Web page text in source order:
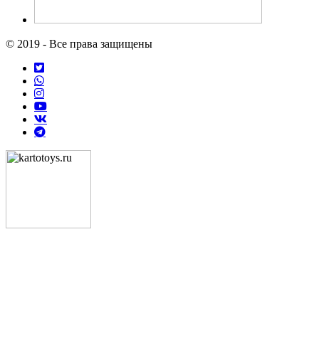
© 2019 - Все права защищены